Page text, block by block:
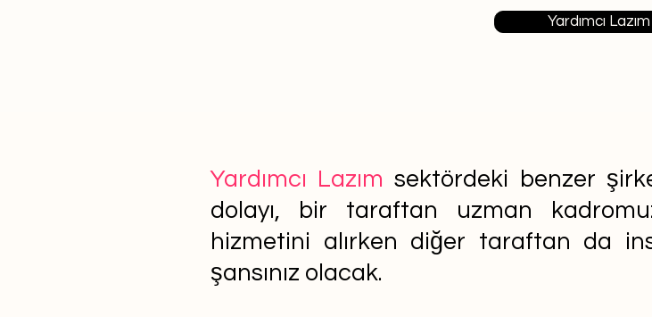
Yardımcı Lazım
Yardımcı Lazım sektördeki benzer
dolayı, bir taraftan uzman
hizmetini alırken diğer taraftan da
şansınız olacak.